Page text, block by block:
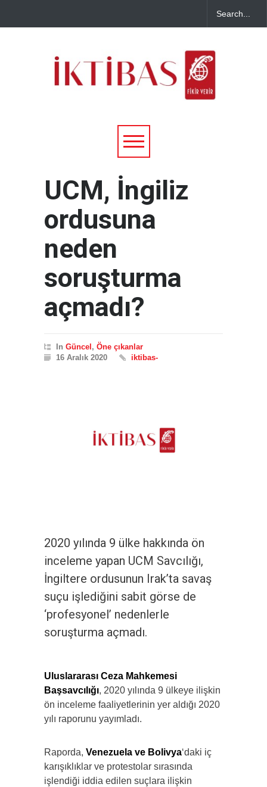
UCM, İngiliz
ordusuna
neden
soruşturma
açmadı?
In Güncel, Öne çıkanlar
16 Aralık 2020
iktibas-
2020 yılında 9 ülke hakkında ön
inceleme yapan UCM Savcılığı,
İngiltere ordusunun Irak’ta savaş
suçu işlediğini sabit görse de
‘profesyonel’ nedenlerle
soruşturma açmadı.
Uluslararası Ceza Mahkemesi
Başsavcılığı, 2020 yılında 9 ülkeye ilişkin
ön inceleme faaliyetlerinin yer aldığı 2020
yılı raporunu yayımladı.
Raporda, Venezuela ve Bolivya‘daki iç
karışıklıklar ve protestolar sırasında
işlendiği iddia edilen suçlara ilişkin